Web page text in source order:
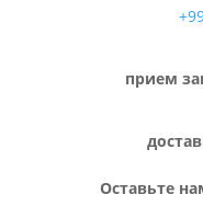
прием
Оставьте